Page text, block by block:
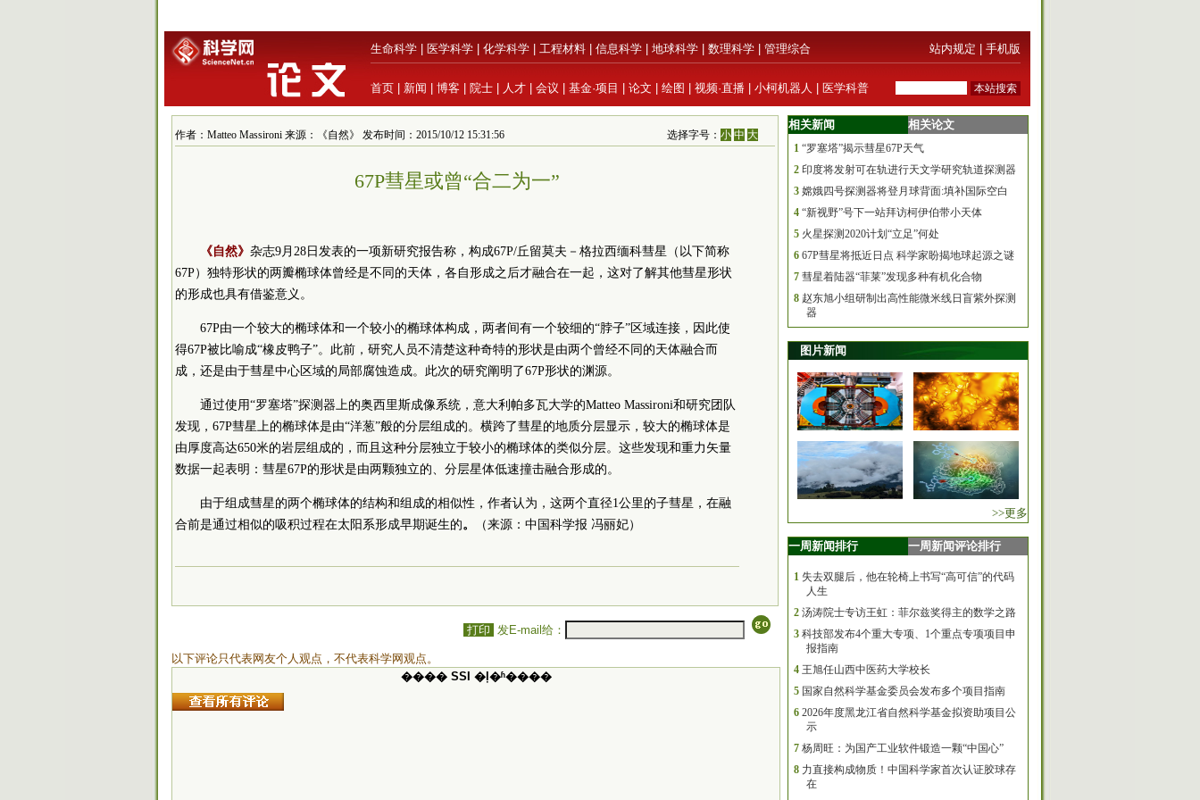
生命科学 医学科学 化学科学 工程材料 信息科学 地球科学 数理科学 管理综合 站内规定 手机版
首页 新闻 博客 院士 人才 会议 基金·项目 论文 绘图 视频·直播 小柯机器人 医学科普
作者：Matteo Massironi 来源：《自然》 发布时间：2015/10/12 15:31:56 选择字号：小 中 大
67P彗星或曾“合二为一”
《自然》 杂志9月28日发表的一项新研究报告称，构成67P/丘留莫夫－格拉西缅科彗星（以下简称
67P）独特形状的两瓣椭球体曾经是不同的天体，各自形成之后才融合在一起，这对了解其他彗星形状
的形成也具有借鉴意义。
67P由一个较大的椭球体和一个较小的椭球体构成，两者间有一个较细的“脖子”区域连接，因此使
得67P被比喻成“橡皮鸭子”。此前，研究人员不清楚这种奇特的形状是由两个曾经不同的天体融合而
成，还是由于彗星中心区域的局部腐蚀造成。此次的研究阐明了67P形状的渊源。
通过使用“罗塞塔”探测器上的奥西里斯成像系统，意大利帕多瓦大学的Matteo Massironi和研究团队
发现，67P彗星上的椭球体是由“洋葱”般的分层组成的。横跨了彗星的地质分层显示，较大的椭球体是
由厚度高达650米的岩层组成的，而且这种分层独立于较小的椭球体的类似分层。这些发现和重力矢量
数据一起表明：彗星67P的形状是由两颗独立的、分层星体低速撞击融合形成的。
由于组成彗星的两个椭球体的结构和组成的相似性，作者认为，这两个直径1公里的子彗星，在融
合前是通过相似的吸积过程在太阳系形成早期诞生的。 （来源：中国科学报 冯丽妃）
打印 发E-mail给：
以下评论只代表网友个人观点，不代表科学网观点。
���� SSI �ļ�ʱ����
相关新闻 相关论文
1 “罗塞塔”揭示彗星67P天气
2 印度将发射可在轨进行天文学研究轨道探测器
3 嫦娥四号探测器将登月球背面:填补国际空白
4 “新视野”号下一站拜访柯伊伯带小天体
5 火星探测2020计划“立足”何处
6 67P彗星将抵近日点 科学家盼揭地球起源之谜
7 彗星着陆器“菲莱”发现多种有机化合物
8 赵东旭小组研制出高性能微米线日盲紫外探测
器
图片新闻
>>更多
一周新闻排行 一周新闻评论排行
1 失去双腿后，他在轮椅上书写“高可信”的代码
人生
2 汤涛院士专访王虹：菲尔兹奖得主的数学之路
3 科技部发布4个重大专项、1个重点专项项目申
报指南
4 王旭任山西中医药大学校长
5 国家自然科学基金委员会发布多个项目指南
6 2026年度黑龙江省自然科学基金拟资助项目公
示
7 杨周旺：为国产工业软件锻造一颗“中国心”
8 力直接构成物质！中国科学家首次认证胶球存
在